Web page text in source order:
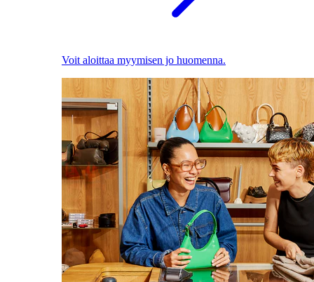
Voit aloittaa myymisen jo huomenna.